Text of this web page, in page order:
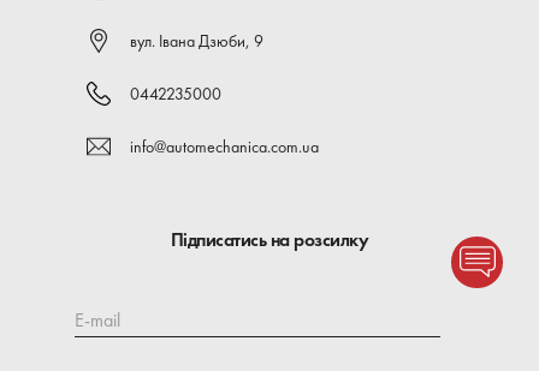
вул. Івана Дзюби, 9
0442235000
info@automechanica.com.ua
Підписатись на розсилку
E-mail